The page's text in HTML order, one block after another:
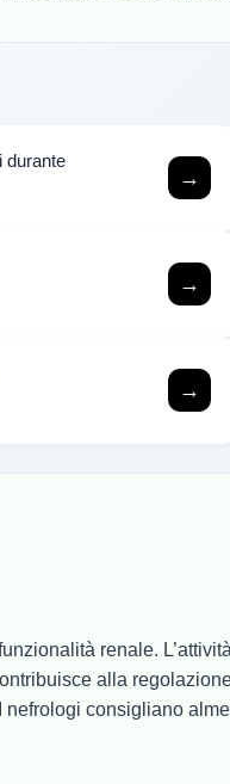
durante
→
→
→
renale.
alla
nefrologi consigliano